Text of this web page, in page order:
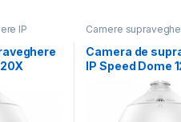
IP Camere
Camera de
IP Speed Dome
ColorVu 4MP